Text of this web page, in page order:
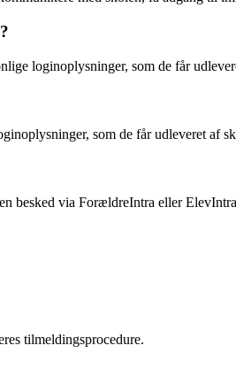
loginoplysninger, som de får
som de får udleveret af
besked via ForældreIntra eller
tilmeldingsprocedure.